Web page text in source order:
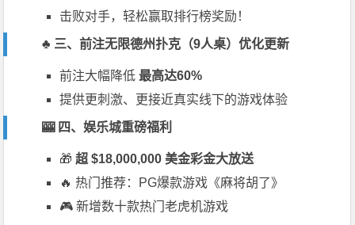
击败对手，轻松赢取排行榜奖励！
♣️ 三、前注无限德州扑克（9人桌）优化更新
前注大幅降低最高达60%
提供更刺激、更接近真实线下的游戏体验
🎰 四、娱乐城重磅福利
🎁超 $18,000,000 美金彩金大放送
🔥 热门推荐：PG爆款游戏《麻将胡了》
🎮 新增数十款热门老虎机游戏